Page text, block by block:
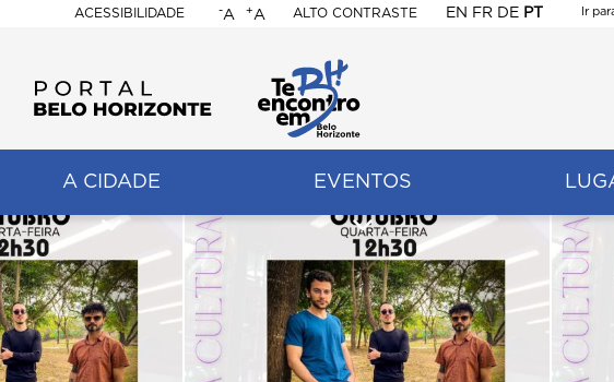
ACESSIBILIDADE
BELO
HORIZONTE
-A +A ALTO CONTRASTE EN FR DE PT
Ir
A CIDADE EVENTOS